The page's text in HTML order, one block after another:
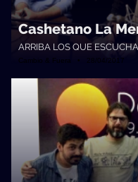
Cashetano La
ARRIBA LOS QUE
Cambio & Fuera • 28/04/2017